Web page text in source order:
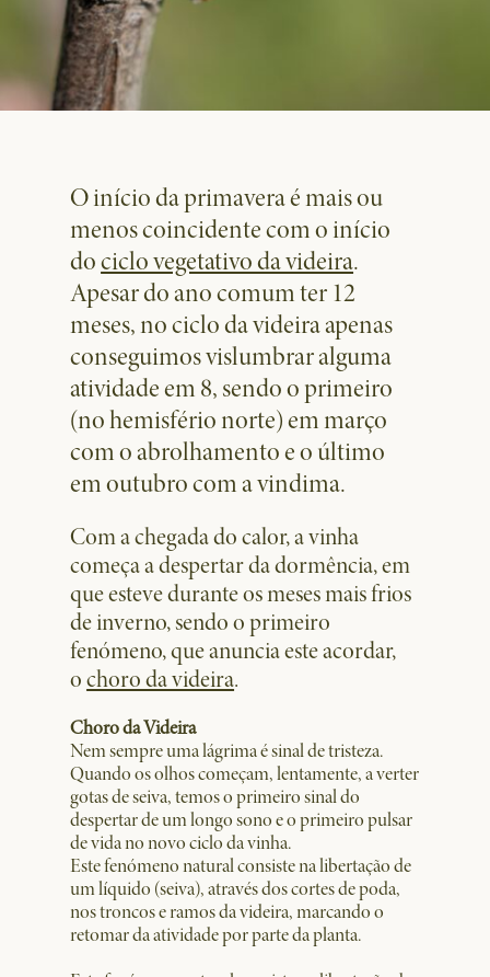
O início da primavera é mais ou
menos coincidente com o início
dociclo vegetativo da videira.
Apesar do ano comum ter 12
meses, no ciclo da videira apenas
conseguimos vislumbrar alguma
atividade em 8, sendo o primeiro
(no hemisfério norte) em março
com o abrolhamento e o último
em outubro com a vindima.
Com a chegada do calor, a vinha
começa a despertar da dormência, em
que esteve durante os meses mais frios
de inverno, sendo o primeiro
fenómeno, que anuncia este acordar,
ochoro da videira.
Choro da Videira
Nem sempre uma lágrima é sinal de tristeza.
Quando os olhos começam, lentamente, a verter
gotas de seiva, temos o primeiro sinal do
despertar de um longo sono e o primeiro pulsar
de vida no novo ciclo da vinha.
Este fenómeno natural consiste na libertação de
um líquido (seiva), através dos cortes de poda,
nos troncos e ramos da videira, marcando o
retomar da atividade por parte da planta.